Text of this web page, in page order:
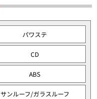
パワステ
CD
ABS
サンルーフ/ガラスルーフ